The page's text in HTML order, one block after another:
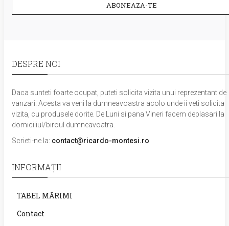
ABONEAZA-TE
DESPRE NOI
Daca sunteti foarte ocupat, puteti solicita vizita unui reprezentant de
vanzari. Acesta va veni la dumneavoastra acolo unde ii veti solicita
vizita, cu produsele dorite. De Luni si pana Vineri facem deplasari la
domiciliul/biroul dumneavoatra.
Scrieti-ne la: contact@ricardo-montesi.ro
INFORMAŢII
TABEL MĂRIMI
Contact